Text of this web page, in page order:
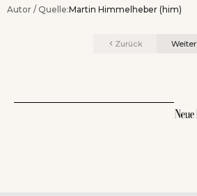
Autor / Quelle:Martin Himmelheber (him)
Zurück Weiter